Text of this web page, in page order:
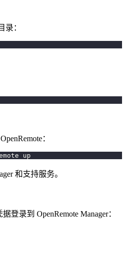
录：
：
up
和支持服务。
登录到 OpenRemote Manager：